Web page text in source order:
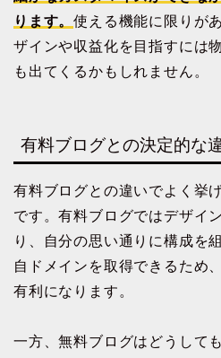
ります。使える機能に限りが
ザインや収益化を目指すには
も出てくるかもしれません。
有料ブログとの決定的な
有料ブログとの違いでよく挙
です。有料ブログではデザイ
り、自分の思い通りに構成を
自ドメインを取得できるため
有利になります。
一方、無料ブログはどうして